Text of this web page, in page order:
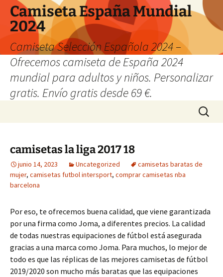
Camiseta España Mundial
2024
Camiseta Selección Española 2024 –
Ofrecemos camiseta de España 2024
mundial para adultos y niños. Personalizar
gratis. Envío gratis desde 69 €.
Buscar:
camisetas la liga 2017 18
junio 14, 2023 Uncategorized
camisetas baratas de
mujer, camisetas futbol intersport, comprar camisetas nba
barcelona
Por eso, te ofrecemos buena calidad, que viene garantizada
por una firma como Joma, a diferentes precios. La calidad
de todas nuestras equipaciones de fútbol está asegurada
gracias a una marca como Joma. Para muchos, lo mejor de
todo es que las réplicas de las mejores camisetas de fútbol
2019/2020 son mucho más baratas que las equipaciones